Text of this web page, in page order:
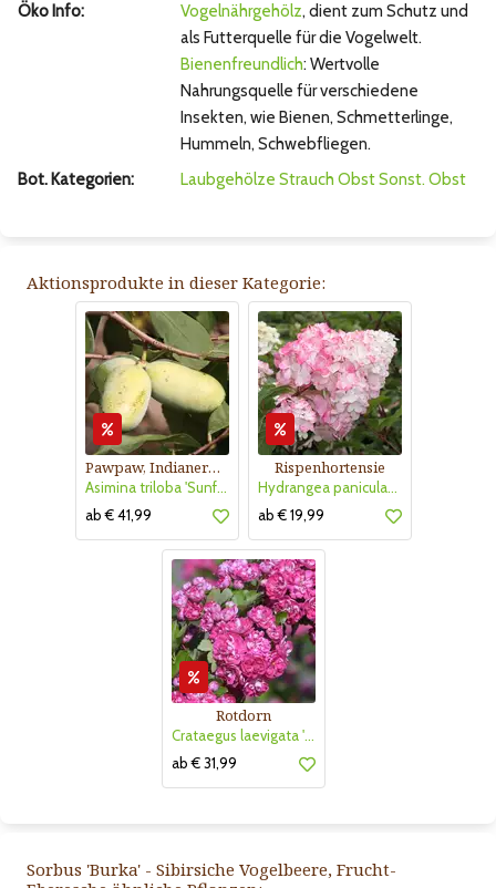
Öko Info:
Vogelnährgehölz, dient zum Schutz und
als Futterquelle für die Vogelwelt.
Bienenfreundlich: Wertvolle
Nahrungsquelle für verschiedene
Insekten, wie Bienen, Schmetterlinge,
Hummeln, Schwebfliegen.
Bot. Kategorien:
Laubgehölze Strauch ObstSonst. Obst
Aktionsprodukte in dieser Kategorie:
Pawpaw, Indianerbanane
Asimina triloba 'Sunflower'
ab € 41,99
Rispenhortensie
Hydrangea paniculata 'Vanille Fraise'
ab € 19,99
Rotdorn
Crataegus laevigata 'Pauls Scarlet'
ab € 31,99
Sorbus 'Burka' - Sibirsiche Vogelbeere, Frucht-